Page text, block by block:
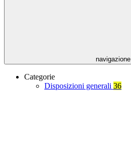
navigazione
Categorie
Disposizioni generali 36